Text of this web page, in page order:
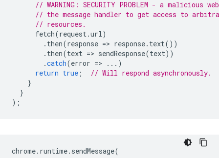
// WARNING: SECURITY PROBLEM - a malicious
// the message handler to get access to
// resources.
fetch(request.url)
. then(response => response. text())
. then(text => sendResponse(text))
.catch(error =>
...)
return true ;
// Will respond asynchronously.
}
}
);
chrome. runtime. sendMessage(